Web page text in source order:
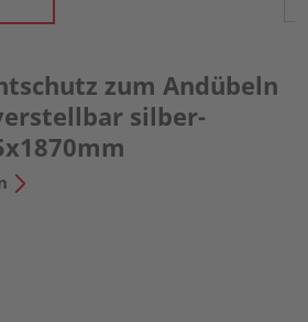
zum Andübeln
silber-